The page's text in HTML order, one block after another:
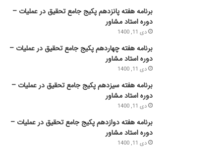
برنامه هفته پانزدهم پکیج جامع تحقیق در عملیات –
دوره استاد مشاور
دی 11, 1400
برنامه هفته چهاردهم پکیج جامع تحقیق در عملیات –
دوره استاد مشاور
دی 11, 1400
برنامه هفته سیزدهم پکیج جامع تحقیق در عملیات –
دوره استاد مشاور
دی 11, 1400
برنامه هفته دوازدهم پکیج جامع تحقیق در عملیات –
دوره استاد مشاور
دی 11, 1400